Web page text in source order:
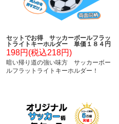
セットでお得 サッカーボールフラッ
トライトキーホルダー 単価１８４円
～
198円(税込218円)
暗い帰り道の強い味方 サッカーボー
ルフラットライトキーホルダー！